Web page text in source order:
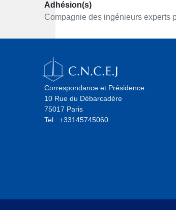
Adhésion(s)
Compagnie des ingénieurs experts
Correspondance et Présidence :
10 Rue du Débarcadère
75017 Paris
Tel : +33145745060